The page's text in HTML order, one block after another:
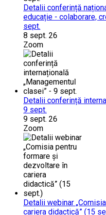
Detalii conferință
educație - colaborare,
sept.
8 sept. 26
Zoom
Detalii conferință
9 sept.
9 sept. 26
Zoom
Detalii webinar
cariera didactică” (15